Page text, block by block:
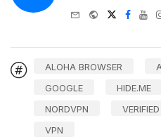
e-
WebsiteTwitter
ALOHA BROWSER
GOOGLE
HIDE.ME
NORDVPN
VERIFIED
VPN